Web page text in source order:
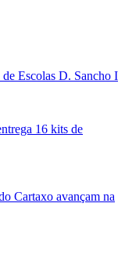
Escolas D. Sancho I
16 kits de
Cartaxo avançam na